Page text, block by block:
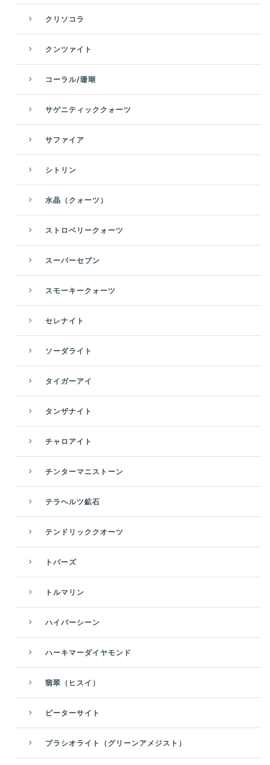
クリソコラ
クンツァイト
コーラル/珊瑚
サゲニティッククォーツ
サファイア
シトリン
水晶（クォーツ）
ストロベリークォーツ
スーパーセブン
スモーキークォーツ
セレナイト
ソーダライト
タイガーアイ
タンザナイト
チャロアイト
チンターマニストーン
テラヘルツ鉱石
テンドリッククオーツ
トパーズ
トルマリン
ハイパーシーン
ハーキマーダイヤモンド
翡翠（ヒスイ）
ピーターサイト
プラシオライト（グリーンアメジスト）